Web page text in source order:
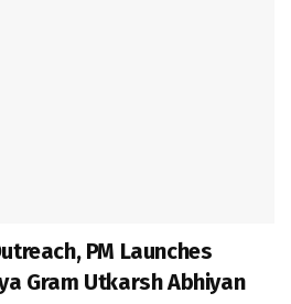
PM Launches
Gram Utkarsh Abhiyan